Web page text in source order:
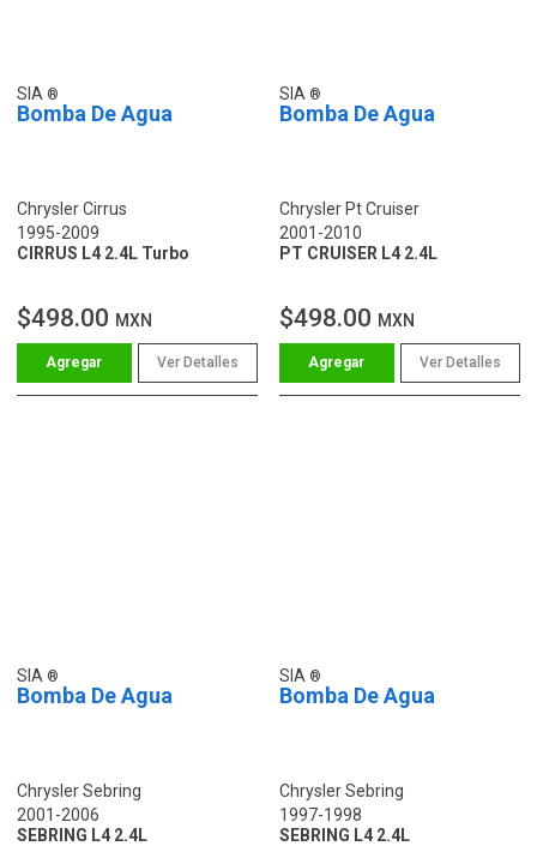
SIA
Bomba De Agua
Chrysler Cirrus
1995-2009
CIRRUS L4 2.4L Turbo
$498.00 MXN
Ver Detalles
SIA
Bomba De Agua
Chrysler Pt Cruiser
2001-2010
PT CRUISER L4 2.4L
$498.00 MXN
Ver Detalles
SIA
Bomba De Agua
Chrysler Sebring
2001-2006
SEBRING L4 2.4L
SIA
Bomba De Agua
Chrysler Sebring
1997-1998
SEBRING L4 2.4L